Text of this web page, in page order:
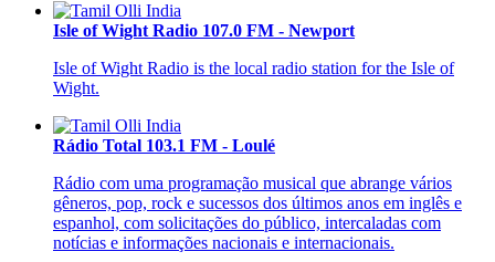
Isle of Wight Radio 107.0 FM - Newport
Isle of Wight Radio is the local radio station for the Isle of
Wight.
Rádio Total 103.1 FM - Loulé
Rádio com uma programação musical que abrange vários
gêneros, pop, rock e sucessos dos últimos anos em inglês e
espanhol, com solicitações do público, intercaladas com
notícias e informações nacionais e internacionais.